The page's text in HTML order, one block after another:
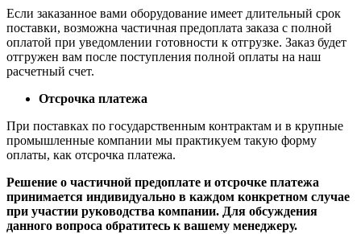
Если заказанное вами оборудование имеет длительный срок
поставки, возможна частичная предоплата заказа с полной
оплатой при уведомлении готовности к отгрузке. Заказ будет
отгружен вам после поступления полной оплаты на наш
расчетный счет.
Отсрочка платежа
При поставках по государственным контрактам и в крупные
промышленные компании мы практикуем такую форму
оплаты, как отсрочка платежа.
Решение о частичной предоплате и отсрочке платежа
принимается индивидуально в каждом конкретном случае
при участии руководства компании. Для обсуждения
данного вопроса обратитесь к вашему менеджеру.